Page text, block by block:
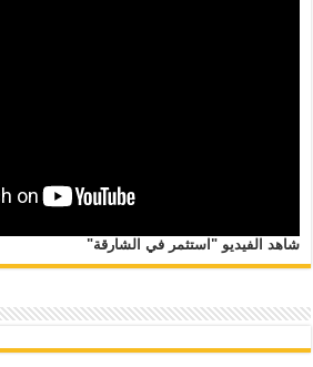
شاهد الفيديو "استثمر في الشارقة"